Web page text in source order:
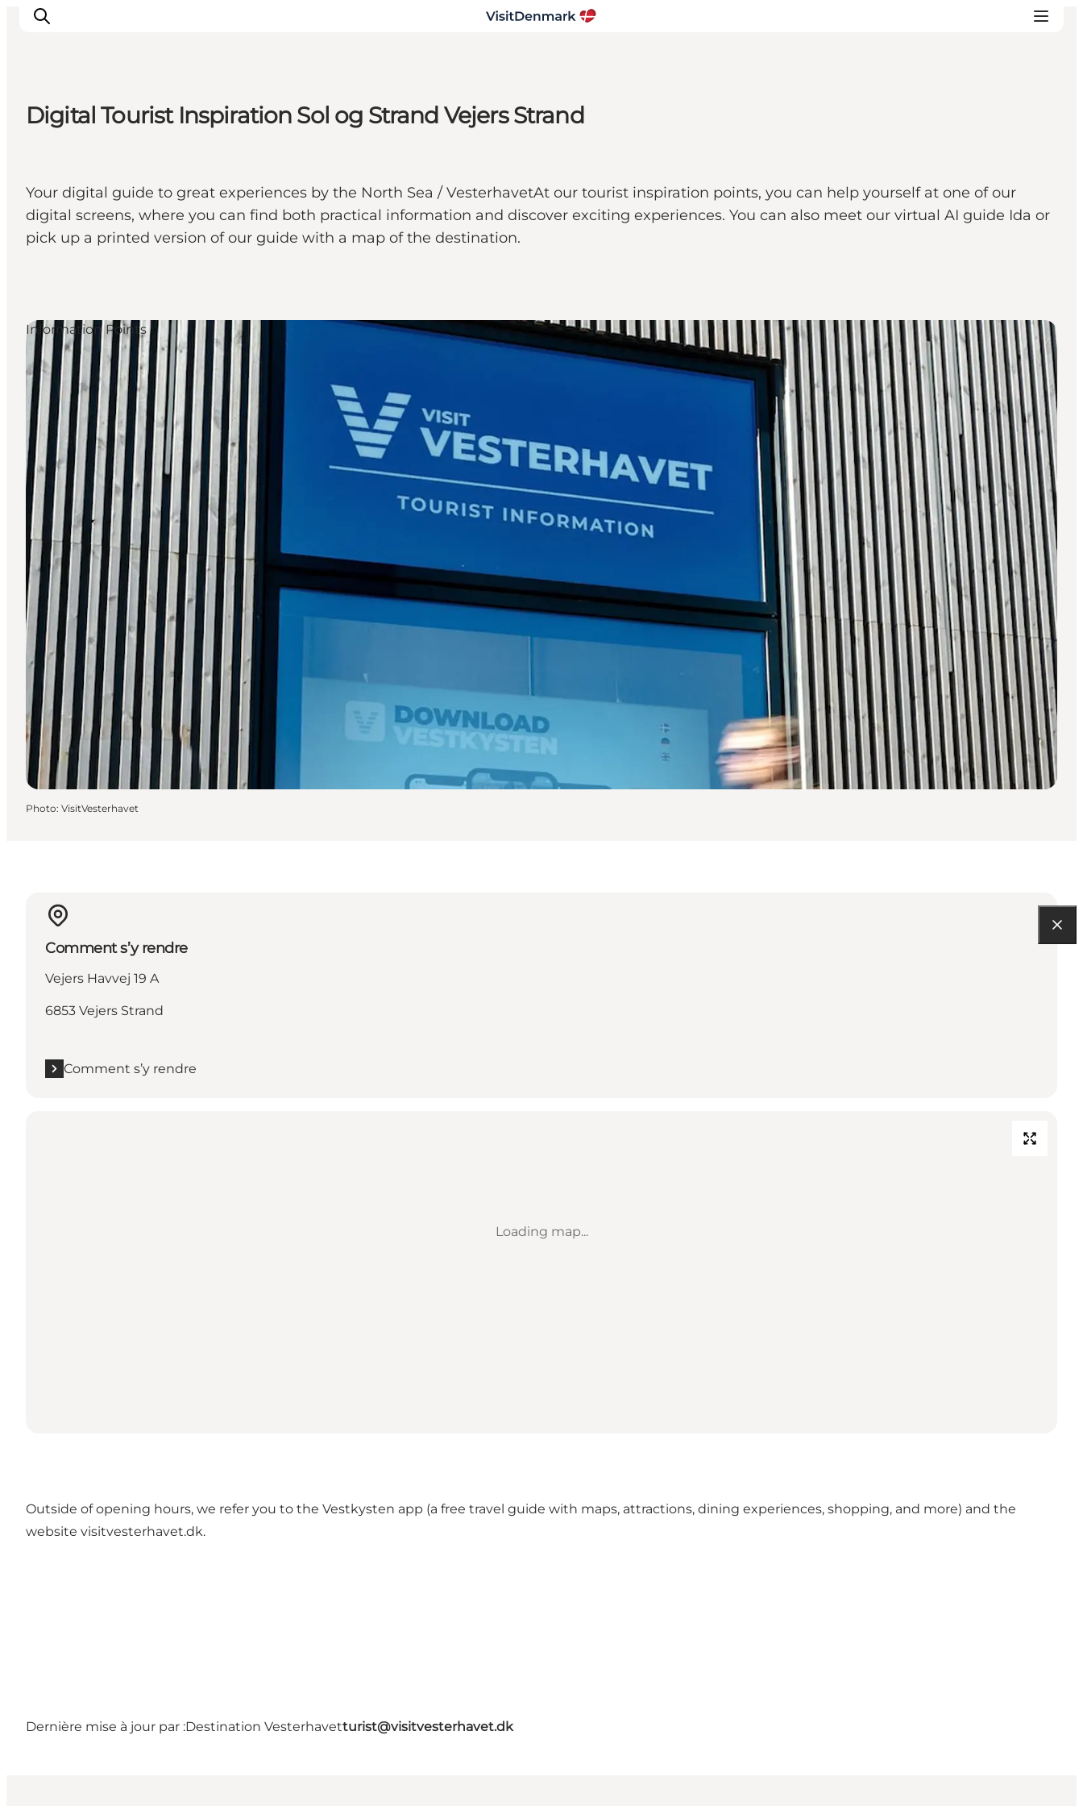
Quoi faire
Hébergements
Planifiez votre voyage
Digital Tourist Inspiration Sol og Strand Vejers Strand
Your digital guide to great experiences by the North Sea / VesterhavetAt our tourist inspiration points, you can help yourself at one of our
digital screens, where you can find both practical information and discover exciting experiences. You can also meet our virtual AI guide Ida or
pick up a printed version of our guide with a map of the destination.
Information Points
Photo: VisitVesterhavet
Comment s’y rendre
Vejers Havvej 19 A
6853 Vejers Strand
Comment s’y rendre
Loading map...
Outside of opening hours, we refer you to the Vestkysten app (a free travel guide with maps, attractions, dining experiences, shopping, and more) and the
website visitvesterhavet.dk.
Dernière mise à jour par :Destination Vesterhavetturist@visitvesterhavet.dk